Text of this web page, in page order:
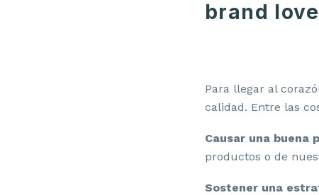
brand
Para llegar al
calidad. Entre las
Causar una buena
productos o de
Sostener una